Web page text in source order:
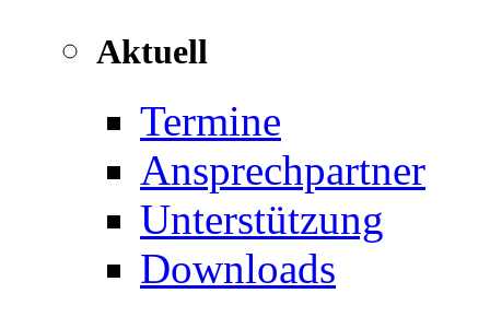
Aktuell
Termine
Ansprechpartner
Unterstützung
Downloads